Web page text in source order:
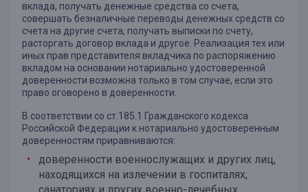
вклада, получать денежные средства со счета,
совершать безналичные переводы денежных средств со
счета на другие счета, получать выписки по счету,
расторгать договор вклада и другое. Реализация тех или
иных прав представителя вкладчика по распоряжению
вкладом на основании нотариально удостоверенной
доверенности возможна только в том случае, если это
право оговорено в доверенности.
В соответствии со ст.185.1 Гражданского кодекса
Российской Федерации к нотариально удостоверенным
доверенностям приравниваются:
доверенности военнослужащих и других лиц,
находящихся на излечении в госпиталях,